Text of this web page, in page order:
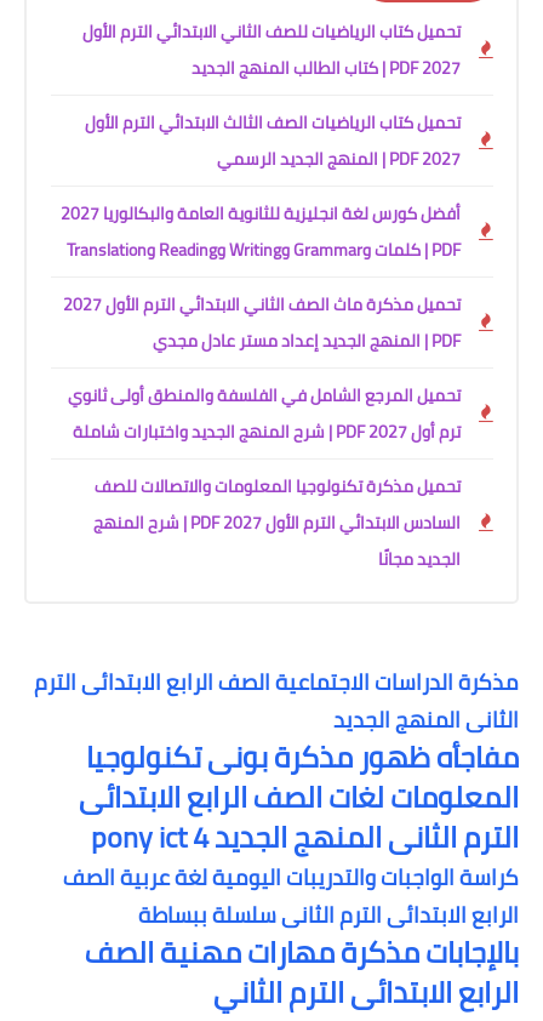
تحميل كتاب الرياضيات للصف الثاني الابتدائي الترم الأول
2027 PDF | كتاب الطالب المنهج الجديد
تحميل كتاب الرياضيات الصف الثالث الابتدائي الترم الأول
2027 PDF | المنهج الجديد الرسمي
أفضل كورس لغة انجليزية للثانوية العامة والبكالوريا 2027
PDF | كلمات وGrammar وWriting وReading وTranslation
تحميل مذكرة ماث الصف الثاني الابتدائي الترم الأول 2027
PDF | المنهج الجديد إعداد مستر عادل مجدي
تحميل المرجع الشامل في الفلسفة والمنطق أولى ثانوي
ترم أول 2027 PDF | شرح المنهج الجديد واختبارات شاملة
تحميل مذكرة تكنولوجيا المعلومات والاتصالات للصف
السادس الابتدائي الترم الأول 2027 PDF | شرح المنهج
الجديد مجانًا
مذكرة الدراسات الاجتماعية الصف الرابع الابتدائى الترم
الثانى المنهج الجديد
مفاجأه ظهور مذكرة بونى تكنولوجيا
المعلومات لغات الصف الرابع الابتدائى
الترم الثانى المنهج الجديد pony ict 4
كراسة الواجبات والتدريبات اليومية لغة عربية الصف
الرابع الابتدائى الترم الثانى سلسلة ببساطة
بالإجابات مذكرة مهارات مهنية الصف
الرابع الابتدائى الترم الثاني